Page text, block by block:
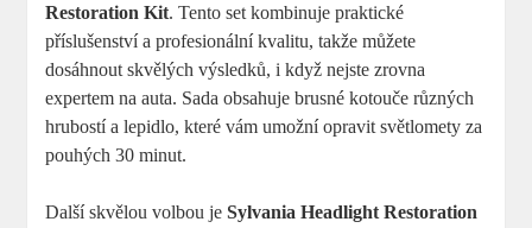
Restoration Kit. Tento set kombinuje praktické
příslušenství a profesionální kvalitu, takže můžete
dosáhnout skvělých‌ výsledků, i ⁤když nejste zrovna
expertem na auta. Sada obsahuje brusné kotouče různých
hrubostí a lepidlo, které ‍vám ⁣umožní opravit‍ světlomety za
pouhých 30 minut.
Další skvělou volbou jeSylvania Headlight Restoration